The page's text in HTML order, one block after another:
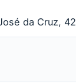
da Cruz, 42